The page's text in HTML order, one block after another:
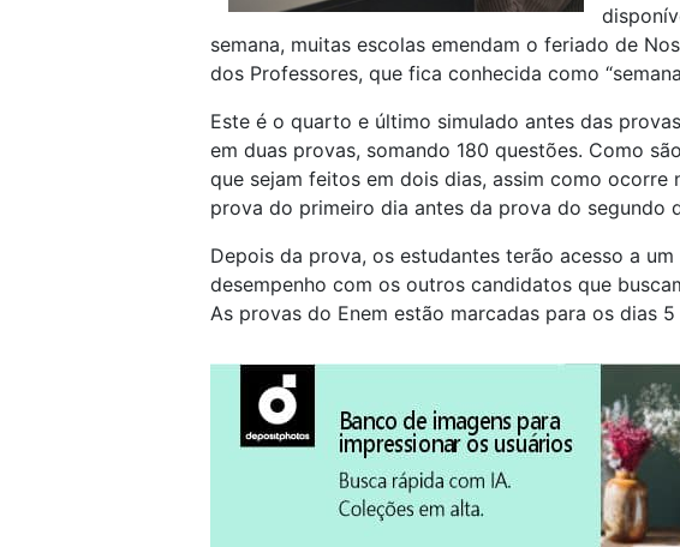
semana, muitas escolas emendam o feriado de
dos Professores, que fica conhecida como
Este é o quarto e último simulado antes das
em duas provas, somando 180 questões. Como
que sejam feitos em dois dias, assim como ocorre
prova do primeiro dia antes da prova do segundo
Depois da prova, os estudantes terão acesso a
desempenho com os outros candidatos que
As provas do Enem estão marcadas para os dias